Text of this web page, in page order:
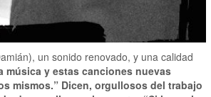
un sonido renovado, y una calidad
música y estas canciones nuevas
mismos.” Dicen, orgullosos del trabajo